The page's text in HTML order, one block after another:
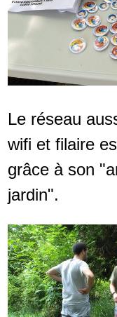
Le réseau
wifi et filaire
grâce à son
jardin".